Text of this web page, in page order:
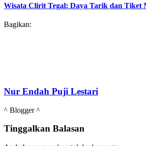
Wisata Clirit Tegal: Daya Tarik dan Tiket
Bagikan:
Nur Endah Puji Lestari
^ Blogger ^
Tinggalkan Balasan